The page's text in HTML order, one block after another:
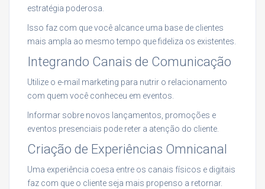
estratégia poderosa.
Isso faz com que você alcance uma base de clientes
mais ampla ao mesmo tempo que fideliza os existentes.
Integrando Canais de Comunicação
Utilize o e-mail marketing para nutrir o relacionamento
com quem você conheceu em eventos.
Informar sobre novos lançamentos, promoções e
eventos presenciais pode reter a atenção do cliente.
Criação de Experiências Omnicanal
Uma experiência coesa entre os canais físicos e digitais
faz com que o cliente seja mais propenso a retornar.